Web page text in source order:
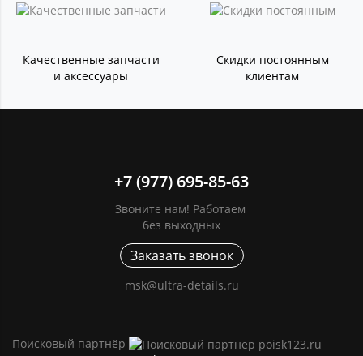
Качественные запчасти
и аксессуары
Скидки постоянным
клиентам
+7 (977) 695-85-63
Звоните нам! Работаем
без выходных
Заказать звонок
msk@ultra-details.ru
Поисковый партнёр